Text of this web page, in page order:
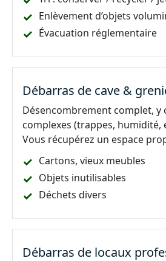
Enlèvement d’objets
Évacuation réglementaire
Débarras de cave &
Désencombrement complet, y
complexes (trappes, humidité,
Vous récupérez un espace
Cartons, vieux meubles
Objets inutilisables
Déchets divers
Débarras de locaux